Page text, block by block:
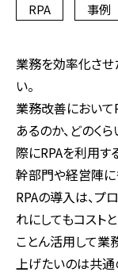
RPA 事例
業務を効率化させ
い。
業務改善において
あるのか、どのく
際にRPAを利用す
幹部門や経営陣に
RPAの導入は、プ
れにしてもコスト
ことん活用して業
上げたいのは共通